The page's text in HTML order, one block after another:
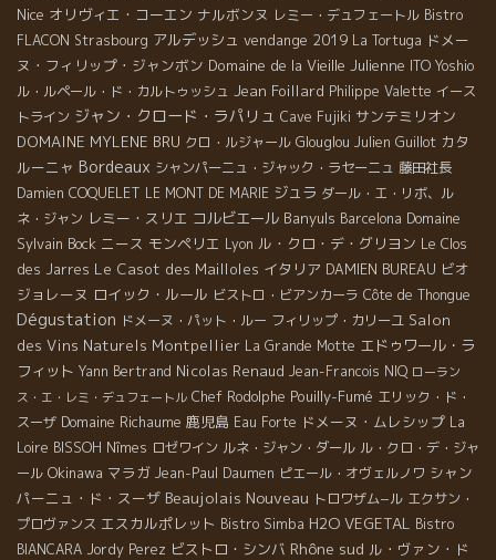
Nice オリヴィエ・コーエン ナルボンヌ レミー・デュフェートル Bistro
FLACON Strasbourg アルデッシュ vendange 2019 La Tortuga ドメー
ヌ・フィリップ・ジャンボン Domaine de la Vieille Julienne ITO Yoshio
ル・ルペール・ド・カルトゥッシュ Jean Foillard Philippe Valette イース
トライン ジャン・クロード・ラパリュ Cave Fujiki サンテミリオン
DOMAINE MYLENE BRU クロ・ルジャール Glouglou Julien Guillot カタ
ルーニャ Bordeaux シャンパーニュ・ジャック・ラセーニュ 藤田社長
Damien COQUELET LE MONT DE MARIE ジュラ ダール・エ・リボ、ル
ネ・ジャン レミー・スリエ コルビエール Banyuls Barcelona Domaine
Sylvain Bock ニース モンペリエ Lyon ル・クロ・デ・グリヨン Le Clos
des Jarres Le Casot des Mailloles イタリア DAMIEN BUREAU ビオ
ジョレーヌ ロイック・ルール ビストロ・ビアンカーラ Côte de Thongue
Dégustation ドメーヌ・パット・ルー フィリップ・カリーユ Salon
des Vins Naturels Montpellier La Grande Motte エドゥワール・ラ
フィット Yann Bertrand Nicolas Renaud Jean-Francois NIQ ローラン
ス・エ・レミ・デュフェートル Chef Rodolphe Pouilly-Fumé エリック・ド・
スーザ Domaine Richaume 鹿児島 Eau Forte ドメーヌ・ムレシップ La
Loire BISSOH Nîmes ロゼワイン ルネ・ジャン・ダール ル・クロ・デ・ジャ
ール Okinawa マラガ Jean-Paul Daumen ピエール・オヴェルノワ シャン
パーニュ・ド・スーザ Beaujolais Nouveau トロワザム−ル エクサン・
プロヴァンス エスカルポレット Bistro Simba H2O VEGETAL
Bistro
BIANCARA Jordy Perez ビストロ・シンバ Rhône sud ル・ヴァン・ド